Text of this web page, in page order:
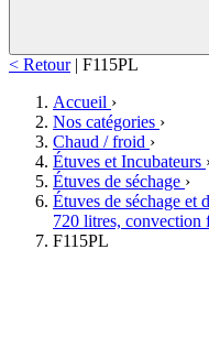
< Retour | F115PL
Accueil ›
Nos catégories ›
Chaud / froid ›
Étuves et Incubateurs
Étuves de séchage ›
Étuves de séchage et
720 litres, convection
F115PL